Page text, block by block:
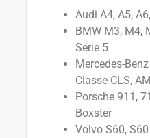
Audi A4, A5,
BMW M3, M4,
Série 5
Mercedes-
Classe CLS,
Porsche 911,
Boxster
Volvo S60,